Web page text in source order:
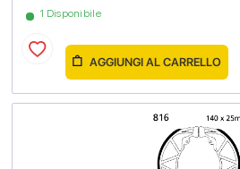
1 Disponibile
AGGIUNGI AL CARRELLO